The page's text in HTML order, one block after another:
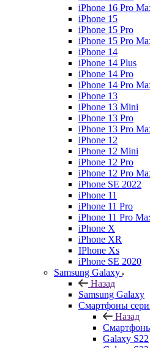
iPhone 16 Pro
iPhone 15
iPhone 15 Pro
iPhone 15 Pro
iPhone 14
iPhone 14 Plus
iPhone 14 Pro
iPhone 14 Pro
iPhone 13
iPhone 13 Mini
iPhone 13 Pro
iPhone 13 Pro
iPhone 12
iPhone 12 Mini
iPhone 12 Pro
iPhone 12 Pro
iPhone SE 2022
iPhone 11
iPhone 11 Pro
iPhone 11 Pro
iPhone X
iPhone XR
IPhone Xs
iPhone SE 2020
Samsung Galaxy
Назад
Samsung Galaxy
Смартфоны
Назад
Galaxy S22